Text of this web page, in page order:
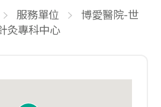
服務單位
博愛醫院-世
灸專科中心